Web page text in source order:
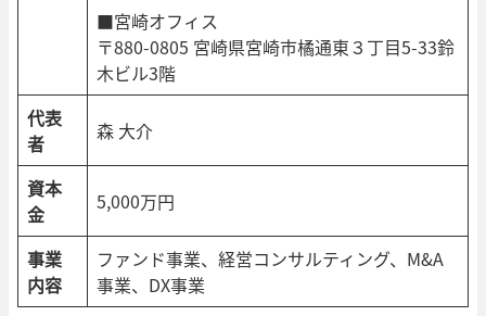
■宮崎オフィス
〒880-0805 宮崎県宮崎市橘通東３丁目5-33鈴
木ビル3階
代表
者
森 大介
資本
金
5,000万円
事業
内容
ファンド事業、経営コンサルティング、M&A
事業、DX事業